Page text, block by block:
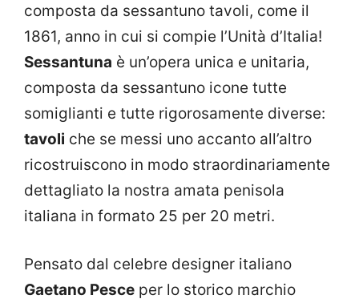
composta da sessantuno tavoli, come il
1861, anno in cui si compie l’Unità d’Italia!
Sessantuna è un’opera unica e unitaria,
composta da sessantuno icone tutte
somiglianti e tutte rigorosamente diverse:
tavoli che se messi uno accanto all’altro
ricostruiscono in modo straordinariamente
dettagliato la nostra amata penisola
italiana in formato 25 per 20 metri.
Pensato dal celebre designer italiano
Gaetano Pesce per lo storico marchio